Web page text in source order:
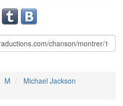
M
Michael Jackson